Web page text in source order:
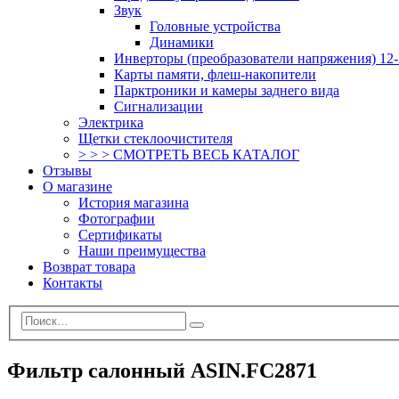
Звук
Головные устройства
Динамики
Инверторы (преобразователи напряжения)
Карты памяти, флеш-накопители
Парктроники и камеры заднего вида
Сигнализации
Электрика
Щетки стеклоочистителя
> > > СМОТРЕТЬ ВЕСЬ КАТАЛОГ
Отзывы
О магазине
История магазина
Фотографии
Сертификаты
Наши преимущества
Возврат товара
Контакты
Фильтр салонный ASIN.FC2871